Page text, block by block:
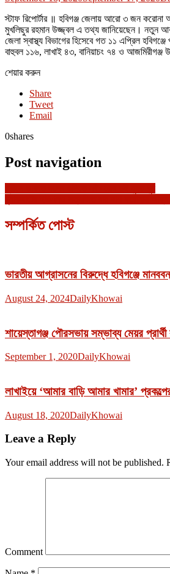
স্টাফ রিপোর্টার ॥ হবিগঞ্জ জেলায় আরো ৩ জন
মুখলিছুর রহমান উজ্জ্বল এ তথ্য জানিয়েছেন। নতুন
জেলা স্বাস্থ্য বিভাগের হিসেবে গত ১১ এপ্রিল
বাহুবল ১১৬, লাখাই ৪৩, বানিয়াচং ৭৪ ও
শেয়ার করুন
Share
Tweet
Email
0shares
Post navigation
সম্পর্কিত পোস্ট
ভারতীয় আগ্রাসনের বিরুদ্ধে হবিগঞ্জে
August 24, 2024DailyKhowai
শায়েস্তাগঞ্জ পৌরসভায় সম্ভাব্য মেয়র প্রার্থী
September 1, 2020DailyKhowai
লাখাইয়ে ‘আমার বাড়ি আমার খামার’
August 18, 2020DailyKhowai
Leave a Reply
Your email address will not be published.
Comment